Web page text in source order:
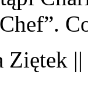
Ziętek